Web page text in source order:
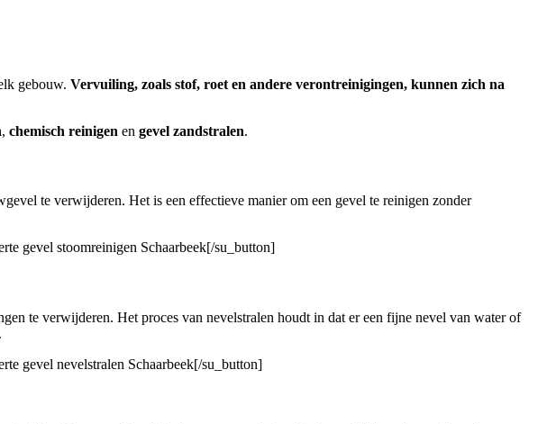
gebouw. Vervuiling, zoals stof, roet en andere verontreinigingen, kunnen zich na
, chemisch reinigen en gevel zandstralen.
te verwijderen. Het is een effectieve manier om een ​​gevel te reinigen zonder
gevel stoomreinigen Schaarbeek[/su_button]
te verwijderen. Het proces van nevelstralen houdt in dat er een fijne nevel van water of
gevel nevelstralen Schaarbeek[/su_button]